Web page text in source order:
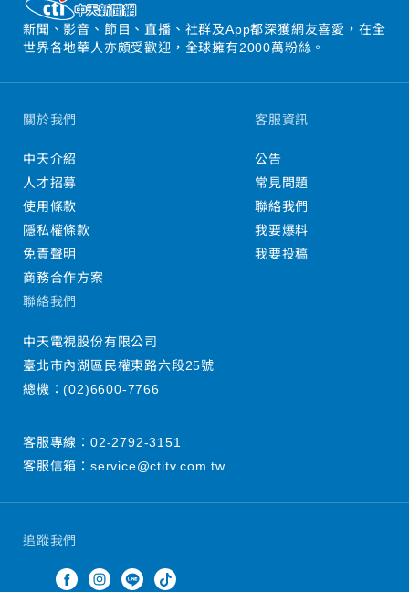
新聞、影音、節目、直播、社群及App都深獲網友喜愛，在全
世界各地華人亦頗受歡迎，全球擁有2000萬粉絲。
追蹤我們
關於我們
中天介紹
人才招募
使用條款
隱私權條款
免責聲明
商務合作方案
客服資訊
公告
常見問題
聯絡我們
我要爆料
我要投稿
聯絡我們
中天電視股份有限公司
臺北市內湖區民權東路六段25號
總機：(02)6600-7766
客服專線： 02-2792-3151
客服信箱： service@ctitv.com.tw